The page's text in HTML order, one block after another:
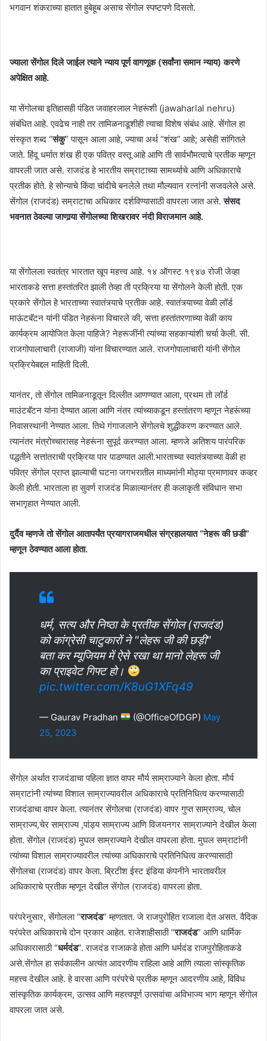
भगवान शंकराच्या हातात हुबेहूब असाच सेंगोल स्पष्टपणे दिसतो.
ज्याला सेंगोल दिले जाईल त्याने न्याय पूर्ण वागणूक (सर्वांना समान न्याय) करणे
अपेक्षित आहे.
या सेंगोलचा इतिहासही पंडित जवाहरलाल नेहरूंशी (jawaharlal nehru)
संबंधित आहे. एवढेच नाही तर तामिळनाडूशीही त्याचा विशेष संबंध आहे. सेंगोल हा
संस्कृत शब्द “संकु” पासून आला आहे, ज्याचा अर्थ “शंख” आहे; असेही सांगितले
जाते. हिंदू धर्मात शंख ही एक पवित्र वस्तू आहे आणि ती सार्वभौमत्वाचे प्रतीक म्हणून
वापरली जात असे. राजदंड हे भारतीय सम्राटाच्या सामर्थ्याचे आणि अधिकाराचे
प्रतीक होते. हे सोन्याचे किंवा चांदीचे बनलेले तथा मौल्यवान रत्नांनी सजवलेले असे.
सेंगोल (राजदंड) सम्राटाचा अधिकार दर्शविण्यासाठी वापरला जात असे.संसद
भवनात ठेवल्या जाणार्‍या सेंगोलच्या शिखरावर नंदी विराजमान आहे.
या सेंगोलला स्वतंत्र भारतात खूप महत्त्व आहे. १४ ऑगस्ट १९४७ रोजी जेव्हा
भारताकडे सत्ता हस्तांतरित झाली तेव्हा ती प्रक्रिया या सेंगोलने केली होती. एक
प्रकारे सेंगोल हे भारताच्या स्वातंत्र्याचे प्रतीक आहे. स्वातंत्र्याच्या वेळी लॉर्ड
माऊंटबॅटन यांनी पंडित नेहरूंना विचारले की, सत्ता हस्तांतरणाच्या वेळी काय
कार्यक्रम आयोजित केला पाहिजे? नेहरूजींनी त्यांच्या सहकाऱ्यांशी चर्चा केली. सी.
राजगोपालाचारी (राजाजी) यांना विचारण्यात आले. राजगोपालाचारी यांनी सेंगोल
प्रक्रियेबद्दल माहिती दिली.
यानंतर, तो सेंगोल तामिळनाडूतून दिल्लीत आणण्यात आला, प्रथम तो लॉर्ड
माउंटबॅटन यांना देण्यात आला आणि नंतर त्यांच्याकडून हस्तांतरण म्हणून नेहरूंच्या
निवासस्थानी नेण्यात आला. तिथे गंगाजलाने सेंगोलचे शुद्धीकरण करण्यात आले.
त्यानंतर मंत्रोच्चारासह नेहरूंना सुपूर्द करण्यात आला. म्हणजे अतिशय पारंपरिक
पद्धतीने सत्तांतराची प्रक्रिया पार पाडण्यात आली.भारताच्या स्वातंत्र्याच्या वेळी हा
पवित्र सेंगोल प्राप्त झाल्याची घटना जगभरातील माध्यमांनी मोठ्या प्रमाणावर कव्हर
केली होती. भारताला हा सुवर्ण राजदंड मिळाल्यानंतर ही कलाकृती संविधान सभा
सभागृहात नेण्यात आली.
दुर्दैव म्हणजे तो सेंगोल आतापर्यंत प्रयागराजमधील संग्रहालयात “नेहरू की छडी”
म्हणून ठेवण्यात आला होता.
धर्म, सत्य और निष्ठा के प्रतीक सेंगोल (राजदंड)
को कांग्रेसी चाटुकारों ने "लेहरू जी की छड़ी"
बता कर म्यूजियम में ऐसे रखा था मानो लेहरू जी
का प्राइवेट गिफ्ट हो।
pic.twitter.com/K8uG1XFq49
— Gaurav Pradhan (@OfficeOfDGP) May
25, 2023
सेंगोल अर्थात राजदंडाचा पहिला ज्ञात वापर मौर्य साम्राज्याने केला होता. मौर्य
सम्राटांनी त्यांच्या विशाल साम्राज्यावरील अधिकाराचे प्रतिनिधित्व करण्यासाठी
राजदंडाचा वापर केला. त्यानंतर सेंगोलचा (राजदंड) वापर गुप्त साम्राज्य, चोल
साम्राज्य,चेर साम्राज्य ,पांड्य साम्राज्य आणि विजयनगर साम्राज्याने देखील केला
होता. सेंगोल (राजदंड) मुघल साम्राज्याने देखील वापरला होता. मुघल सम्राटांनी
त्यांच्या विशाल साम्राज्यावरील त्यांच्या अधिकाराचे प्रतिनिधित्व करण्यासाठी
सेंगोलचा (राजदंड) वापर केला. ब्रिटीश ईस्ट इंडिया कंपनीने भारतावरील
अधिकाराचे प्रतीक म्हणून देखील सेंगोल (राजदंड) वापरला होता.
परंपरेनुसार, सेंगोलला “राजदंड” म्हणतात. जे राजपुरोहित राजाला देत असत. वैदिक
परंपरेत अधिकाराचे दोन प्रकार आहेत. राजेशाहीसाठी “राजदंड” आणि धार्मिक
अधिकारासाठी “धर्मदंड”. राजदंड राजाकडे होता आणि धर्मदंड राजपुरोहिताकडे
असे.सेंगोल हा सर्वकालीन अत्यंत आदरणीय राहिला आहे आणि त्याला सांस्कृतिक
महत्त्व देखील आहे. हे वारसा आणि परंपरेचे प्रतीक म्हणून आदरणीय आहे, विविध
सांस्कृतिक कार्यक्रम, उत्सव आणि महत्त्वपूर्ण उत्सवांचा अविभाज्य भाग म्हणून सेंगोल
वापरला जात असे.